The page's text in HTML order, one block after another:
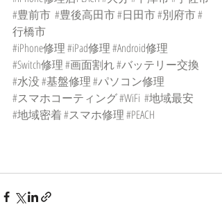
#豊前市 #豊後高田市#日田市#別府市#
行橋市
#iPhone修理#iPad修理#Android修理
#Switch修理#画面割れ#バッテリー交換
#水没#基盤修理#パソコン修理
#スマホコーティング#WiFi #地域最安
#地域密着#スマホ修理#PEACH